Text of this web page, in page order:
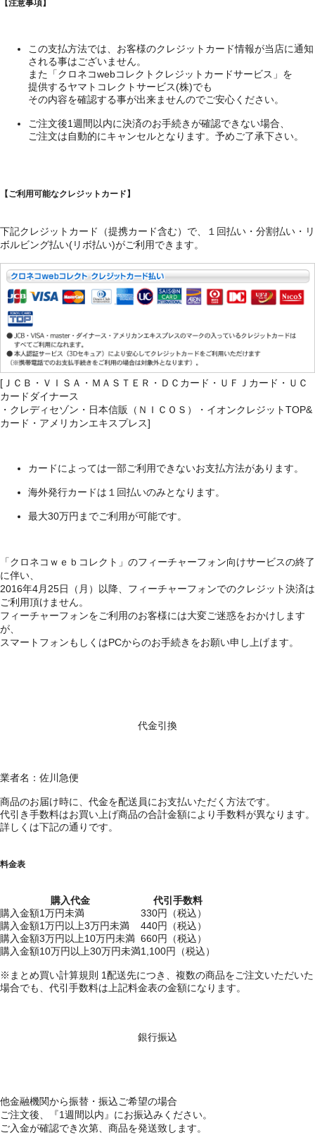
【注意事項】
この支払方法では、お客様のクレジットカード情報が当店に通知
される事はございません。
また「クロネコwebコレクトクレジットカードサービス」を
提供するヤマトコレクトサービス(株)でも
その内容を確認する事が出来ませんのでご安心ください。
ご注文後1週間以内に決済のお手続きが確認できない場合、
ご注文は自動的にキャンセルとなります。予めご了承下さい。
【ご利用可能なクレジットカード】
下記クレジットカード（提携カード含む）で、１回払い・分割払い・リ
ボルビング払い(リボ払い)がご利用できます。
[ＪＣＢ・ＶＩＳＡ・ＭＡＳＴＥＲ・ＤＣカード・ＵＦＪカード・ＵＣ
カードダイナース
・クレディセゾン・日本信販（ＮＩＣＯＳ）・イオンクレジットTOP&
カード・アメリカンエキスプレス]
カードによっては一部ご利用できないお支払方法があります。
海外発行カードは１回払いのみとなります。
最大30万円までご利用が可能です。
「クロネコｗｅｂコレクト」のフィーチャーフォン向けサービスの終了
に伴い、
2016年4月25日（月）以降、フィーチャーフォンでのクレジット決済は
ご利用頂けません。
フィーチャーフォンをご利用のお客様には大変ご迷惑をおかけします
が、
スマートフォンもしくはPCからのお手続きをお願い申し上げます。
代金引換
業者名：佐川急便
商品のお届け時に、代金を配送員にお支払いただく方法です。
代引き手数料はお買い上げ商品の合計金額により手数料が異なります。
詳しくは下記の通りです。
料金表
購入代金
代引手数料
購入金額1万円未満
330円（税込）
購入金額1万円以上3万円未満
440円（税込）
購入金額3万円以上10万円未満 660円（税込）
購入金額10万円以上30万円未満1,100円（税込）
※まとめ買い計算規則 1配送先につき、複数の商品をご注文いただいた
場合でも、代引手数料は上記料金表の金額になります。
銀行振込
他金融機関から振替・振込ご希望の場合
ご注文後、『1週間以内』にお振込みください。
ご入金が確認でき次第、商品を発送致します。